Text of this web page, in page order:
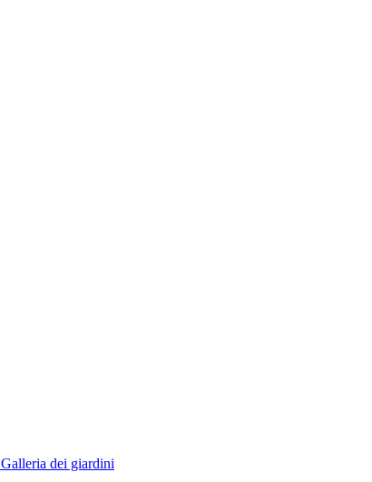
Galleria dei giardini